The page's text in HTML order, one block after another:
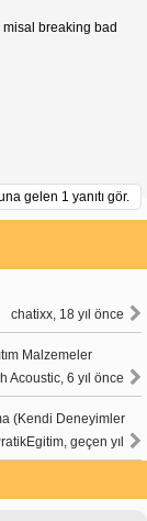
misal breaking bad
gelen 1 yanıtı gör.
chatixx, 18 yıl önce
Malzemeler
Acoustic, 6 yıl önce
(Kendi Deneyimler
geçen yıl